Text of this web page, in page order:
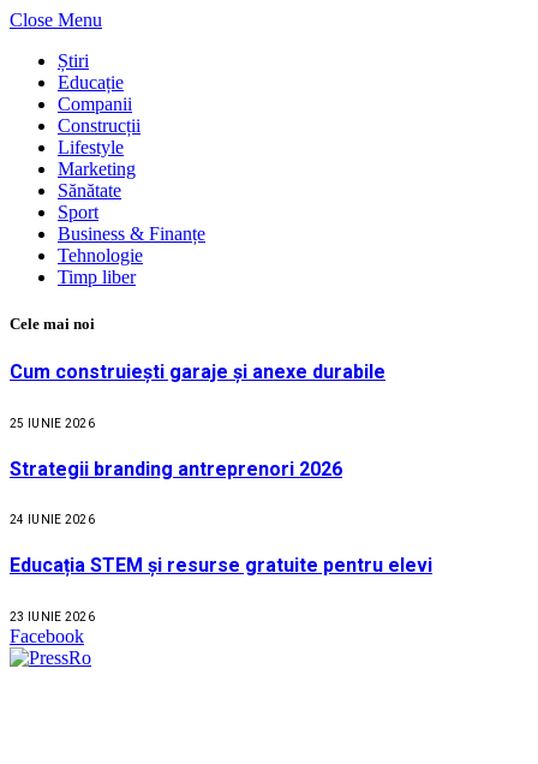
Close Menu
Știri
Educație
Companii
Construcții
Lifestyle
Marketing
Sănătate
Sport
Business & Finanțe
Tehnologie
Timp liber
Cele mai noi
Cum construiești garaje și anexe durabile
25 IUNIE 2026
Strategii branding antreprenori 2026
24 IUNIE 2026
Educația STEM și resurse gratuite pentru elevi
23 IUNIE 2026
Facebook